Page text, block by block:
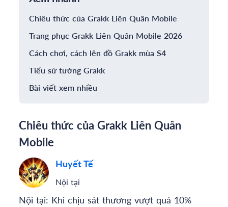
Chiêu thức của Grakk Liên Quân Mobile
Trang phục Grakk Liên Quân Mobile 2026
Cách chơi, cách lên đồ Grakk mùa S4
Tiểu sử tướng Grakk
Bài viết xem nhiều
Chiêu thức của Grakk Liên Quân
Mobile
Huyết Tế
Nội tại
Nội tại: Khi chịu sát thương vượt quá 10%